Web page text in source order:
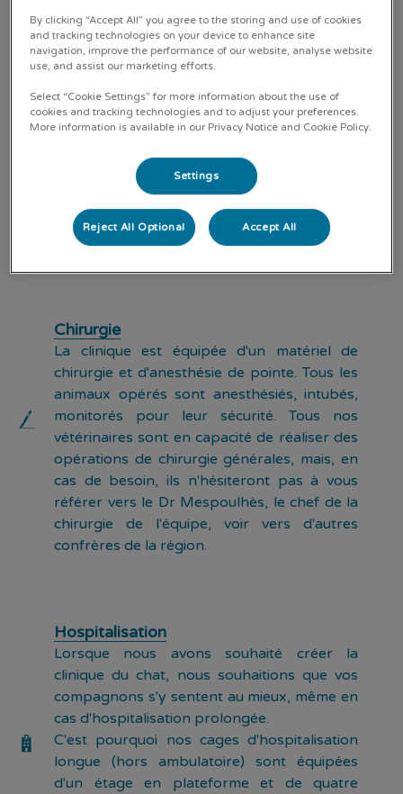
Consultations
Tous nos vétérinaires sont formés afin
d'assurer la meilleure prise en charge
possible de vos animaux malades. Au cours
des consultations, votre chat sera examiné,
ausculté, palpé.. afin de déceler tout signe de
maladie qui pourrait nous permettre
d'affiner notre diagnostic et ainsi de mieux le
soigner.
Chirurgie
La clinique est équipée d'un matériel de
chirurgie et d'anesthésie de pointe. Tous les
animaux opérés sont anesthésiés, intubés,
monitorés pour leur sécurité. Tous nos
vétérinaires sont en capacité de réaliser des
opérations de chirurgie générales, mais, en
cas de besoin, ils n'hésiteront pas à vous
référer vers le Dr Mespoulhès, le chef de la
chirurgie de l'équipe, voir vers d'autres
confrères de la région.
Hospitalisation
Lorsque nous avons souhaité créer la
clinique du chat, nous souhaitions que vos
compagnons s'y sentent au mieux, même en
cas d'hospitalisation prolongée.
C'est pourquoi nos cages d'hospitalisation
longue (hors ambulatoire) sont équipées
d'un étage en plateforme et de quatre
By clicking “Accept All” you agree to the storing and use of cookies
and tracking technologies on your device to enhance site
navigation, improve the performance of our website, analyse website
use, and assist our marketing efforts.
Select “Cookie Settings” for more information about the use of
cookies and tracking technologies and to adjust your preferences.
More information is available in our Privacy Notice and Cookie Policy.
Settings
Reject All Optional Accept All